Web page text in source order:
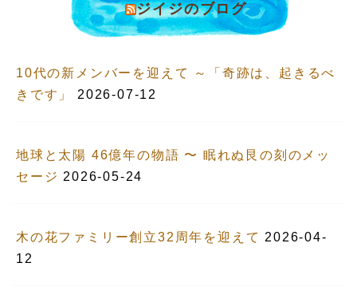
ジイジのブログ
10代の新メンバーを迎えて ～「奇跡は、起きるべ
きです」
2026-07-12
地球と太陽 46億年の物語 〜 眠れぬ艮の刻のメッ
セージ 2026-05-24
木の花ファミリー創立32周年を迎えて 2026-04-
12